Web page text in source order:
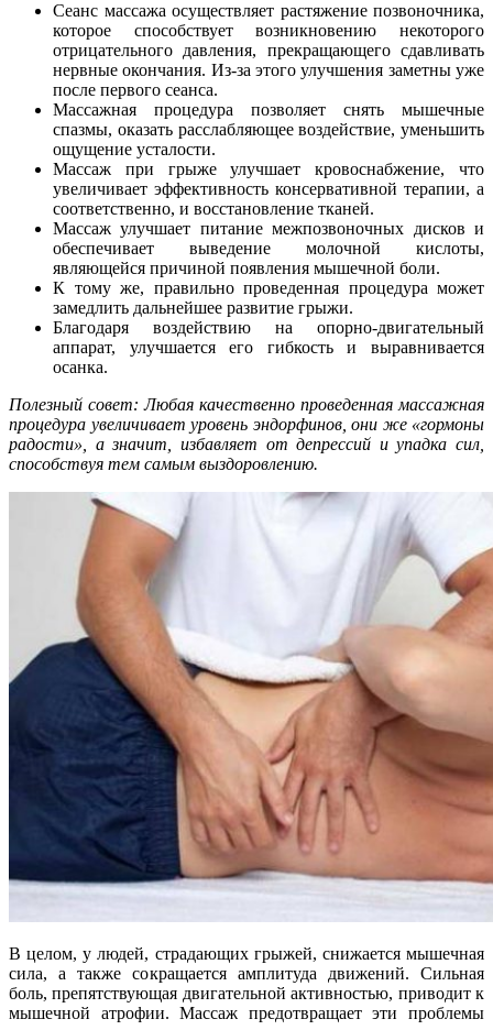
Сеанс массажа осуществляет растяжение позвоночника,
которое способствует возникновению некоторого
отрицательного давления, прекращающего сдавливать
нервные окончания. Из-за этого улучшения заметны уже
после первого сеанса.
Массажная процедура позволяет снять мышечные
спазмы, оказать расслабляющее воздействие, уменьшить
ощущение усталости.
Массаж при грыже улучшает кровоснабжение, что
увеличивает эффективность консервативной терапии, а
соответственно, и восстановление тканей.
Массаж улучшает питание межпозвоночных дисков и
обеспечивает выведение молочной кислоты,
являющейся причиной появления мышечной боли.
К тому же, правильно проведенная процедура может
замедлить дальнейшее развитие грыжи.
Благодаря воздействию на опорно-двигательный
аппарат, улучшается его гибкость и выравнивается
осанка.
Полезный совет: Любая качественно проведенная массажная
процедура увеличивает уровень эндорфинов, они же «гормоны
радости», а значит, избавляет от депрессий и упадка сил,
способствуя тем самым выздоровлению.
В целом, у людей, страдающих грыжей, снижается мышечная
сила, а также сокращается амплитуда движений. Сильная
боль, препятствующая двигательной активностью, приводит к
мышечной атрофии. Массаж предотвращает эти проблемы